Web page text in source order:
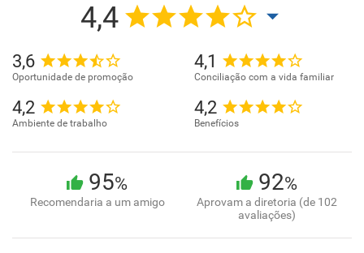
4,4
3,6
Oportunidade de promoção
4,1
Conciliação com a vida familiar
4,2
Ambiente de trabalho
4,2
Benefícios
95%
Recomendaria a um amigo
92%
Aprovam a diretoria (de 102
avaliações)